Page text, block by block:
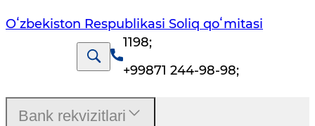
Oʻzbekiston Respublikasi Soliq qoʻmitasi
1198;
+99871 244-98-98;
Bank rekvizitlari